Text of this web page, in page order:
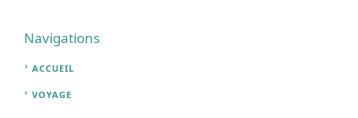
Navigations
ACCUEIL
VOYAGE